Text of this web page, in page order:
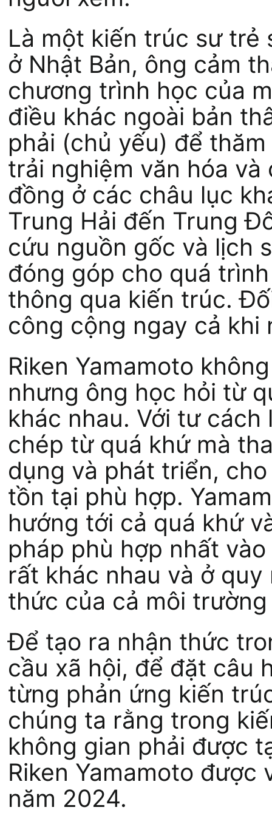
Là một kiến trúc sư trẻ
ở Nhật Bản, ông cảm
chương trình học của
điều khác ngoài bản
phải (chủ yếu) để
trải nghiệm văn hóa
đồng ở các châu lục
Trung Hải đến Trung
cứu nguồn gốc và lịch
đóng góp cho quá
thông qua kiến trúc.
công cộng ngay cả khi
Riken Yamamoto
nhưng ông học hỏi từ
khác nhau. Với tư
chép từ quá khứ mà
dụng và phát triển,
tồn tại phù hợp.
hướng tới cả quá khứ
pháp phù hợp nhất
rất khác nhau và ở
thức của cả môi
Để tạo ra nhận thức
cầu xã hội, để đặt câu
từng phản ứng kiến
chúng ta rằng trong
không gian phải được
Riken Yamamoto
năm 2024.